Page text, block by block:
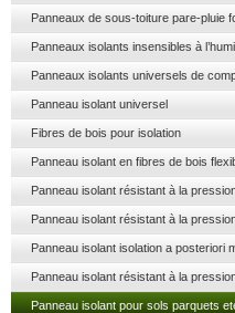
Panneaux de sous-toiture pare-
Panneaux isolants insensibles à
Panneaux isolants universels de
Panneau isolant universel
Fibres de bois pour isolation
Panneau isolant en fibres de bois
Panneau isolant résistant à la
Panneau isolant résistant à la
Panneau isolant isolation a
Panneau isolant résistant à la
Panneau isolant pour sols parquets